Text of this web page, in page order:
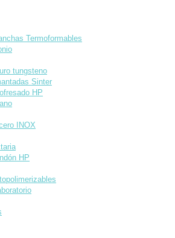
Termoformables
tungsteno
Sinter
HP
INOX
HP